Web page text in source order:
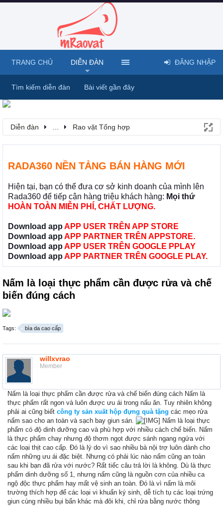
Diễn đàn Rao vặt Tổng hợp
RADA360 NỀN TẢNG BÁN HÀNG MỚI
Hiện tại, bạn có thể đưa cơ sở kinh doanh của mình lên
Rada360 để tiếp cận hàng triệu khách hàng: Mọi thứ
HOÀN TOÀN MIỄN PHÍ, CHẤT LƯỢNG.
Download app APP USER TRÊN APP STORE
Download app APP PARTNER TRÊN APPSTORE.
Download app APP USER TRÊN GOOGLE PPLAY
Download app APP PARTNER TRÊN GOOGLE PLAY.
Nấm là loại thực phẩm cần được rửa và chế
biến đúng cách
Tags: bìa da cao cấp
willxvrao
Member
Nấm là loại thực phẩm cần được rửa và chế biến đúng cách Nấm là
thực phẩm rất ngon và luôn được ưu ái trong nấu ăn. Tuy nhiên không
phải ai cũng biết công ty sản xuất hộp đựng quà tặng các mẹo rửa
nấm sao cho an toàn và sạch bay giun sán.
Nấm là loại thực
phẩm có độ dinh dưỡng cao và phù hợp với nhiều cách chế biến. Nấm
là thực phẩm chay nhưng độ thơm ngọt được sánh ngang ngửa với
các loại thịt cao cấp. Đó là lý do vì sao nhiều bà nội trợ luôn dành cho
nấm những ưu ái đặc biệt. Nhưng có phải lúc nào nấm cũng an toàn
sau khi bạn đã rửa với nước? Rất tiếc câu trả lời là không. Dù là thực
phẩm dinh dưỡng số 1, nhưng nấm cũng là nguồn cơn của nhiều ca
ngộ độc thực phẩm hay mất vệ sinh an toàn. Đó là vì nấm là môi
trường thích hợp để các loại vi khuẩn ký sinh, dễ tích tụ các loại trứng
giun cùng nhiều bụi bẩn khác mà đôi khi, chỉ rửa bằng nước thông
TRANG CHỦ DIỄN ĐÀN
Tìm kiếm diễn đàn Bài viết gần đây
ĐĂNG NHẬP